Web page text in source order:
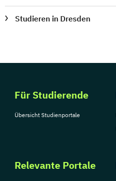
Studieren in Dresden
Für Studierende
Übersicht Studienportale
Relevante Portale